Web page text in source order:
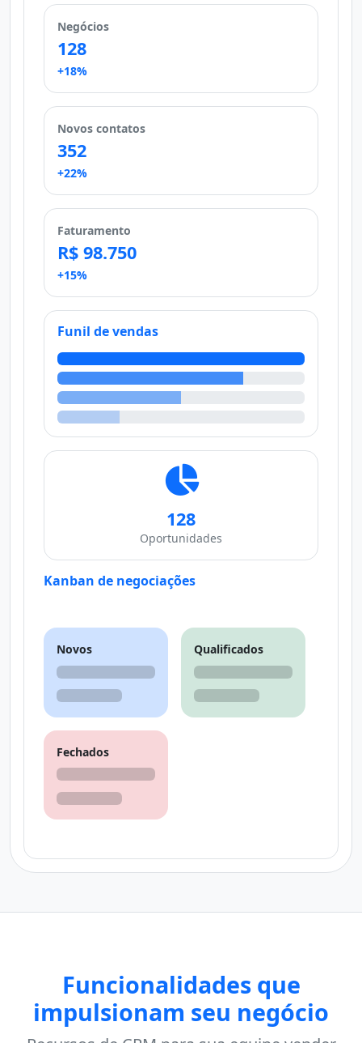
Negócios
128
+18%
Novos contatos
352
+22%
Faturamento
R$ 98.750
+15%
Funil de vendas
128
Oportunidades
Kanban de negociações
Novos Qualificados
Fechados
Funcionalidades que
impulsionam seu negócio